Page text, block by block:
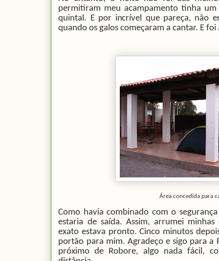
permitiram meu acampamento tinha
quintal. E por incrível que pareça, não
quando os galos começaram a cantar. E
Área concedida para
Como havia combinado com o
estaria de saída. Assim, arrumei
exato estava pronto. Cinco minutos
portão para mim. Agradeço e sigo para a
próximo de Robore, algo nada fácil,